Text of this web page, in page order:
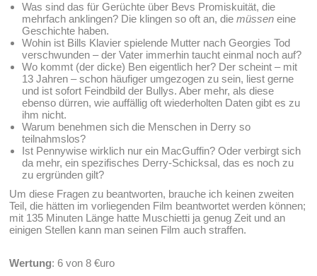
Was sind das für Gerüchte über Bevs Promiskuität, die
mehrfach anklingen? Die klingen so oft an, diemüssen eine
Geschichte haben.
Wohin ist Bills Klavier spielende Mutter nach Georgies Tod
verschwunden – der Vater immerhin taucht einmal noch auf?
Wo kommt (der dicke) Ben eigentlich her? Der scheint – mit
13 Jahren – schon häufiger umgezogen zu sein, liest gerne
und ist sofort Feindbild der Bullys. Aber mehr, als diese
ebenso dürren, wie auffällig oft wiederholten Daten gibt es zu
ihm nicht.
Warum benehmen sich die Menschen in Derry so
teilnahmslos?
Ist Pennywise wirklich nur ein MacGuffin? Oder verbirgt sich
da mehr, ein spezifisches Derry-Schicksal, das es noch zu
zu ergründen gilt?
Um diese Fragen zu beantworten, brauche ich keinen zweiten
Teil, die hätten im vorliegenden Film beantwortet werden können;
mit 135 Minuten Länge hatte Muschietti ja genug Zeit und an
einigen Stellen kann man seinen Film auch straffen.
Wertung: 6 von 8 €uro